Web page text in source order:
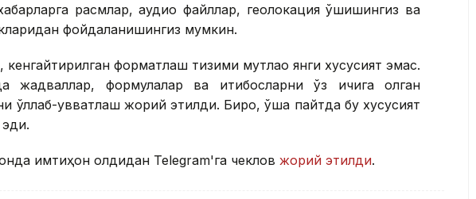
расмлар, аудио файллар, геолокация қўшишингиз ва
фойдаланишингиз мумкин.
форматлаш тизими мутлақо янги хусусият эмас.
жадваллар, формулалар ва иқтибосларни ўз ичига олган
қўллаб-қувватлаш жорий этилди. Бироқ, ўша пайтда бу хусусият
имтиҳон олдидан Telegram'га чеклов жорий этилди.